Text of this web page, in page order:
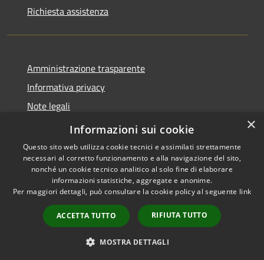
Richiesta assistenza
Amministrazione trasparente
Informativa privacy
Note legali
Dichiarazione di accessibilità
Accessibilità
Copyright © 2026 • Città di
Erice • Powered by
Municipium•
Accesso
redazione
×
Informazioni sui cookie
Questo sito web utilizza cookie tecnici e assimilati strettamente
necessari al corretto funzionamento e alla navigazione del sito,
nonché un cookie tecnico analitico al solo fine di elaborare
informazioni statistiche, aggregate e anonime.
Per maggiori dettagli, può consultare la cookie policy al seguente link
ACCETTA TUTTO RIFIUTA TUTTO
MOSTRA DETTAGLI